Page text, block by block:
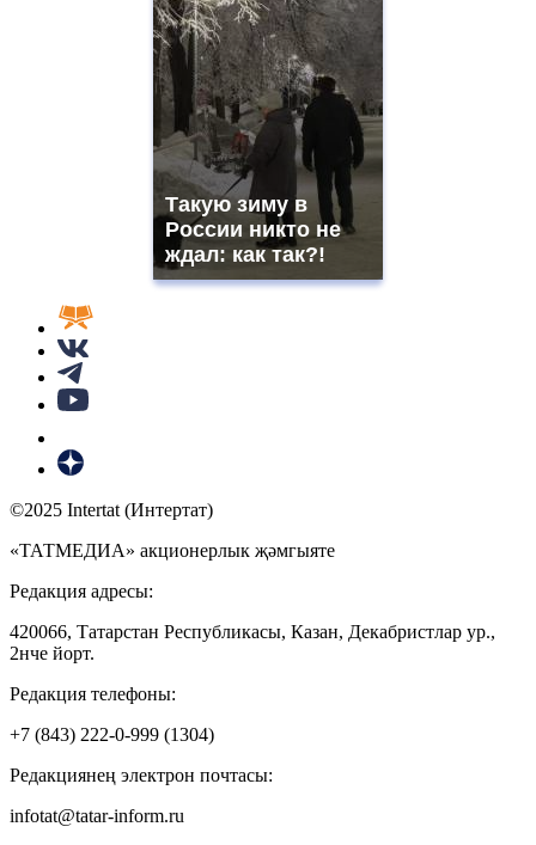
Такую зиму в
России никто не
ждал: как так?!
©2025 Intertat (Интертат)
«ТАТМЕДИА» акционерлык җәмгыяте
Редакция адресы:
420066, Татарстан Республикасы, Казан, Декабристлар ур.,
2нче йорт.
Редакция телефоны:
+7 (843) 222-0-999 (1304)
Редакциянең электрон почтасы:
infotat@tatar-inform.ru